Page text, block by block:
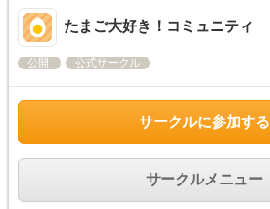
たまご大好き！コミュニティ
公開 公式サークル
サークルに参加する
サークルメニュー